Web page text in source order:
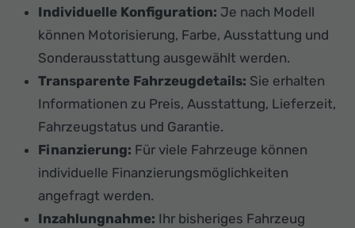
Individuelle Konfiguration: Je nach Modell
können Motorisierung, Farbe, Ausstattung und
Sonderausstattung ausgewählt werden.
Transparente Fahrzeugdetails: Sie erhalten
Informationen zu Preis, Ausstattung, Lieferzeit,
Fahrzeugstatus und Garantie.
Finanzierung: Für viele Fahrzeuge können
individuelle Finanzierungsmöglichkeiten
angefragt werden.
Inzahlungnahme: Ihr bisheriges Fahrzeug